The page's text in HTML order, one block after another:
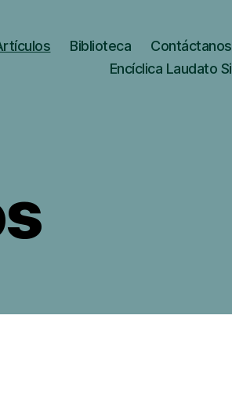
Biblioteca
Contáctanos
Encíclica Laudato Si